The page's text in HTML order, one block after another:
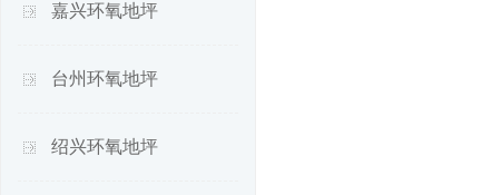
嘉兴环氧地坪
台州环氧地坪
绍兴环氧地坪